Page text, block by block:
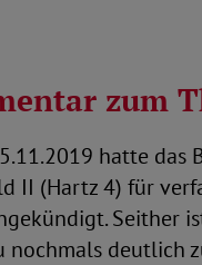
zum
hatte das
II (Hartz 4) für
Seither
nochmals deutlich